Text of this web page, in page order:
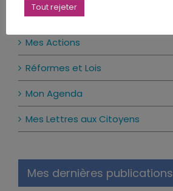
Actualité par catégories
Mes Actions
Réformes et Lois
Mon Agenda
Mes Lettres aux Citoyens
Mes dernières publications
Tout rejeter